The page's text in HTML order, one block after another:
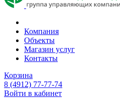
Компания
Объекты
Магазин услуг
Контакты
Корзина
8 (4912) 77-77-74
Войти в кабинет